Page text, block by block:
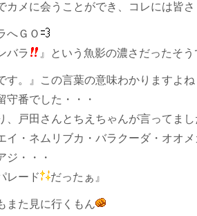
カメに会うことができ、コレには皆
へＧＯ
バラ
』という魚影の濃さだったそ
す。』この言葉の意味わかりますよ
守番でした・・・
、戸田さんとちえちゃんが言ってま
イ・ネムリブカ・バラクーダ・オオ
ジ・・・
レード
だったぁ』
また見に行くもん